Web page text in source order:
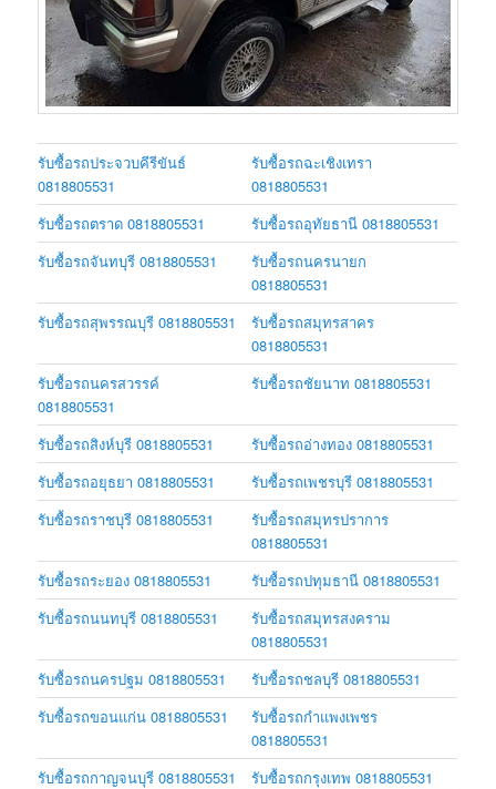
รับซื้อรถประจวบคีรีขันธ์
0818805531
รับซื้อรถฉะเชิงเทรา
0818805531
รับซื้อรถตราด 0818805531
รับซื้อรถอุทัยธานี 0818805531
รับซื้อรถจันทบุรี 0818805531
รับซื้อรถนครนายก
0818805531
รับซื้อรถสุพรรณบุรี 0818805531
รับซื้อรถสมุทรสาคร
0818805531
รับซื้อรถนครสวรรค์
0818805531
รับซื้อรถชัยนาท 0818805531
รับซื้อรถสิงห์บุรี 0818805531
รับซื้อรถอ่างทอง 0818805531
รับซื้อรถอยุธยา 0818805531
รับซื้อรถเพชรบุรี 0818805531
รับซื้อรถราชบุรี 0818805531
รับซื้อรถสมุทรปราการ
0818805531
รับซื้อรถระยอง 0818805531
รับซื้อรถปทุมธานี 0818805531
รับซื้อรถนนทบุรี 0818805531
รับซื้อรถสมุทรสงคราม
0818805531
รับซื้อรถนครปฐม 0818805531
รับซื้อรถชลบุรี 0818805531
รับซื้อรถขอนแก่น 0818805531
รับซื้อรถกำแพงเพชร
0818805531
รับซื้อรถกาญจนบุรี 0818805531
รับซื้อรถกรุงเทพ 0818805531